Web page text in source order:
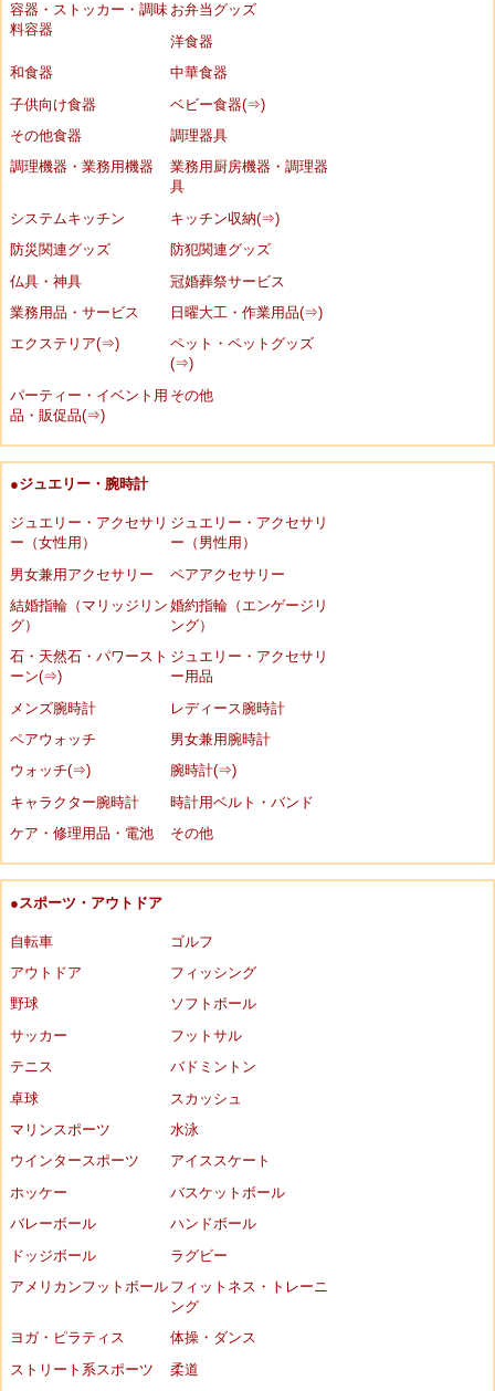
容器・ストッカー・調味
料容器
お弁当グッズ
洋食器
和食器
中華食器
子供向け食器
ベビー食器(⇒)
その他食器
調理器具
調理機器・業務用機器
業務用厨房機器・調理器
具
システムキッチン
キッチン収納(⇒)
防災関連グッズ
防犯関連グッズ
仏具・神具
冠婚葬祭サービス
業務用品・サービス
日曜大工・作業用品(⇒)
エクステリア(⇒)
ペット・ペットグッズ
(⇒)
パーティー・イベント用
品・販促品(⇒)
その他
●ジュエリー・腕時計
ジュエリー・アクセサリ
ー（女性用）
ジュエリー・アクセサリ
ー（男性用）
男女兼用アクセサリー
ペアアクセサリー
結婚指輪（マリッジリン
グ）
婚約指輪（エンゲージリ
ング）
石・天然石・パワースト
ーン(⇒)
ジュエリー・アクセサリ
ー用品
メンズ腕時計
レディース腕時計
ペアウォッチ
男女兼用腕時計
ウォッチ(⇒)
腕時計(⇒)
キャラクター腕時計
時計用ベルト・バンド
ケア・修理用品・電池
その他
●スポーツ・アウトドア
自転車
ゴルフ
アウトドア
フィッシング
野球
ソフトボール
サッカー
フットサル
テニス
バドミントン
卓球
スカッシュ
マリンスポーツ
水泳
ウインタースポーツ
アイススケート
ホッケー
バスケットボール
バレーボール
ハンドボール
ドッジボール
ラグビー
アメリカンフットボール フィットネス・トレーニ
ング
ヨガ・ピラティス
体操・ダンス
ストリート系スポーツ
柔道